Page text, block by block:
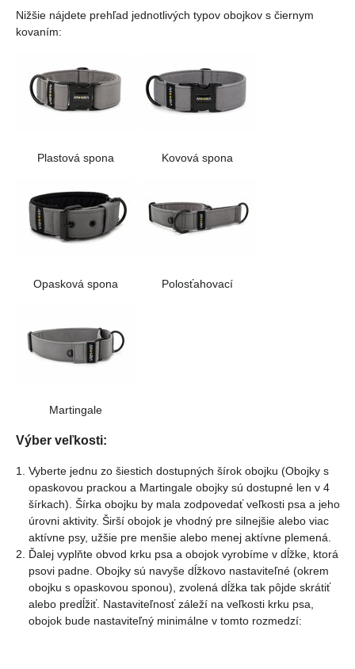
Nižšie nájdete prehľad jednotlivých typov obojkov s čiernym
kovaním:
Plastová spona Kovová spona
Opasková spona Polosťahovací
Martingale
Výber veľkosti:
Vyberte jednu zo šiestich dostupných šírok obojku (Obojky s
opaskovou prackou a Martingale obojky sú dostupné len v 4
šírkach). Šírka obojku by mala zodpovedať veľkosti psa a jeho
úrovni aktivity. Širší obojok je vhodný pre silnejšie alebo viac
aktívne psy, užšie pre menšie alebo menej aktívne plemená.
Ďalej vyplňte obvod krku psa a obojok vyrobíme v dĺžke, ktorá
psovi padne. Obojky sú navyše dĺžkovo nastaviteľné (okrem
obojku s opaskovou sponou), zvolená dĺžka tak pôjde skrátiť
alebo predĺžiť. Nastaviteľnosť záleží na veľkosti krku psa,
obojok bude nastaviteľný minimálne v tomto rozmedzí: